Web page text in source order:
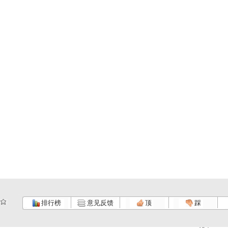
排行榜 意见反馈 顶 踩